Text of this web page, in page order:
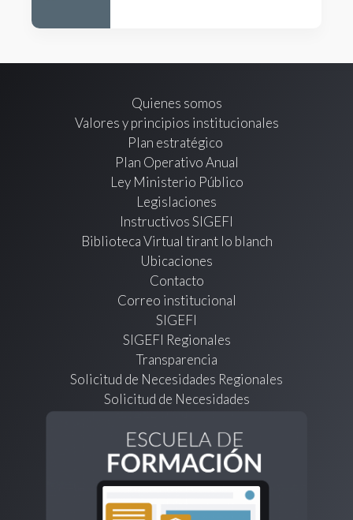
Quienes somos
Valores y principios institucionales
Plan estratégico
Plan Operativo Anual
Ley Ministerio Público
Legislaciones
Instructivos SIGEFI
Biblioteca Virtual tirant lo blanch
Ubicaciones
Contacto
Correo institucional
SIGEFI
SIGEFI Regionales
Transparencia
Solicitud de Necesidades Regionales
Solicitud de Necesidades